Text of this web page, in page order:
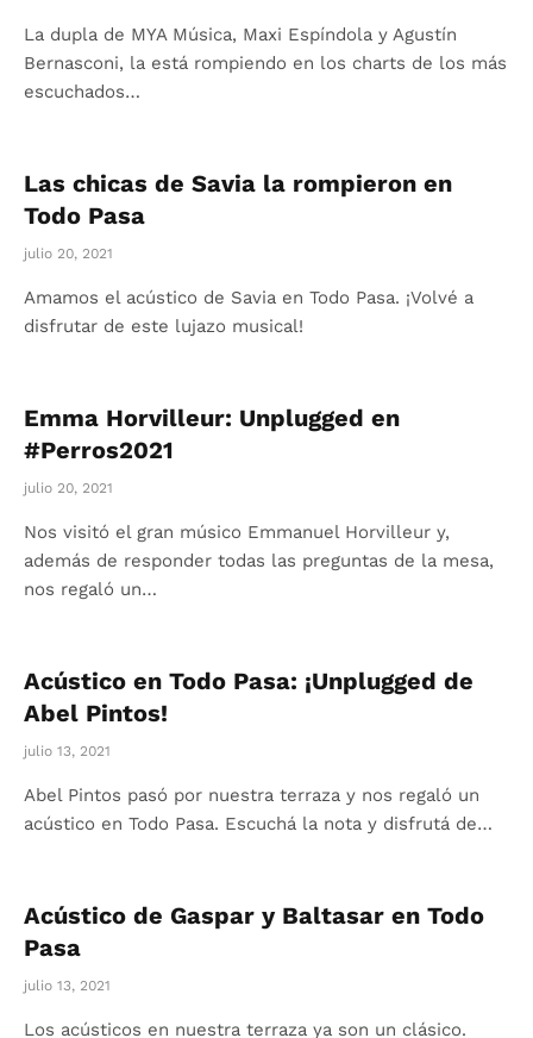
La dupla de MYA Música, Maxi Espíndola y Agustín
Bernasconi, la está rompiendo en los charts de los más
escuchados…
Las chicas de Savia la rompieron en
Todo Pasa
julio 20, 2021
Amamos el acústico de Savia en Todo Pasa. ¡Volvé a
disfrutar de este lujazo musical!
Emma Horvilleur: Unplugged en
#Perros2021
julio 20, 2021
Nos visitó el gran músico Emmanuel Horvilleur y,
además de responder todas las preguntas de la mesa,
nos regaló un…
Acústico en Todo Pasa: ¡Unplugged de
Abel Pintos!
julio 13, 2021
Abel Pintos pasó por nuestra terraza y nos regaló un
acústico en Todo Pasa. Escuchá la nota y disfrutá de…
Acústico de Gaspar y Baltasar en Todo
Pasa
julio 13, 2021
Los acústicos en nuestra terraza ya son un clásico.